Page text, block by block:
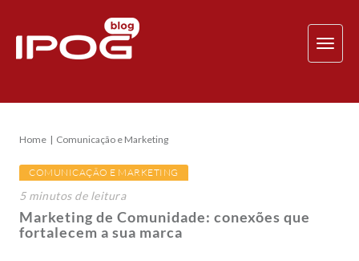
Home Comunicação e Marketing
COMUNICAÇÃO E MARKETING
5 minutosde leitura
Marketing de Comunidade: conexões que
fortalecem a sua marca